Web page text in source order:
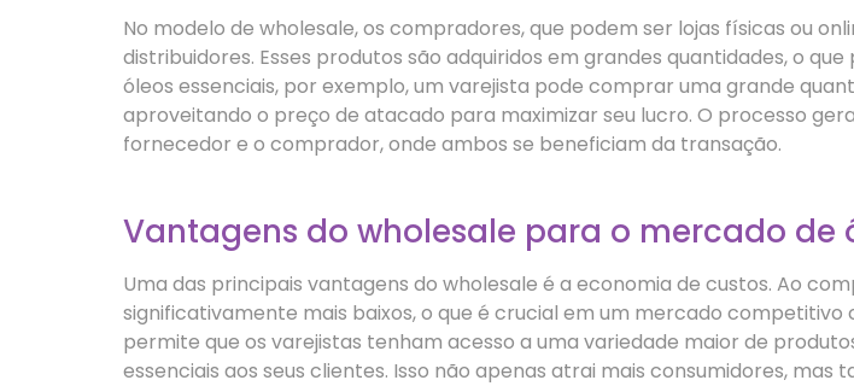
No modelo de wholesale, os compradores, que podem ser lojas físicas ou
distribuidores. Esses produtos são adquiridos em grandes quantidades, o
óleos essenciais, por exemplo, um varejista pode comprar uma grande
aproveitando o preço de atacado para maximizar seu lucro. O processo
fornecedor e o comprador, onde ambos se beneficiam da transação.
Vantagens do wholesale para o mercado de
Uma das principais vantagens do wholesale é a economia de custos. Ao
significativamente mais baixos, o que é crucial em um mercado competitivo
permite que os varejistas tenham acesso a uma variedade maior de
essenciais aos seus clientes. Isso não apenas atrai mais consumidores,